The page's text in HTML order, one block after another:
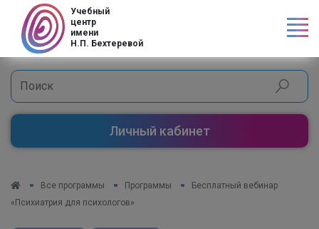
Учебный
центр
имени
Н.П. Бехтеревой
Личный кабинет
Все программы Программы
Бесплатный вебинар
«Психиатрия для психологов»
Код страны